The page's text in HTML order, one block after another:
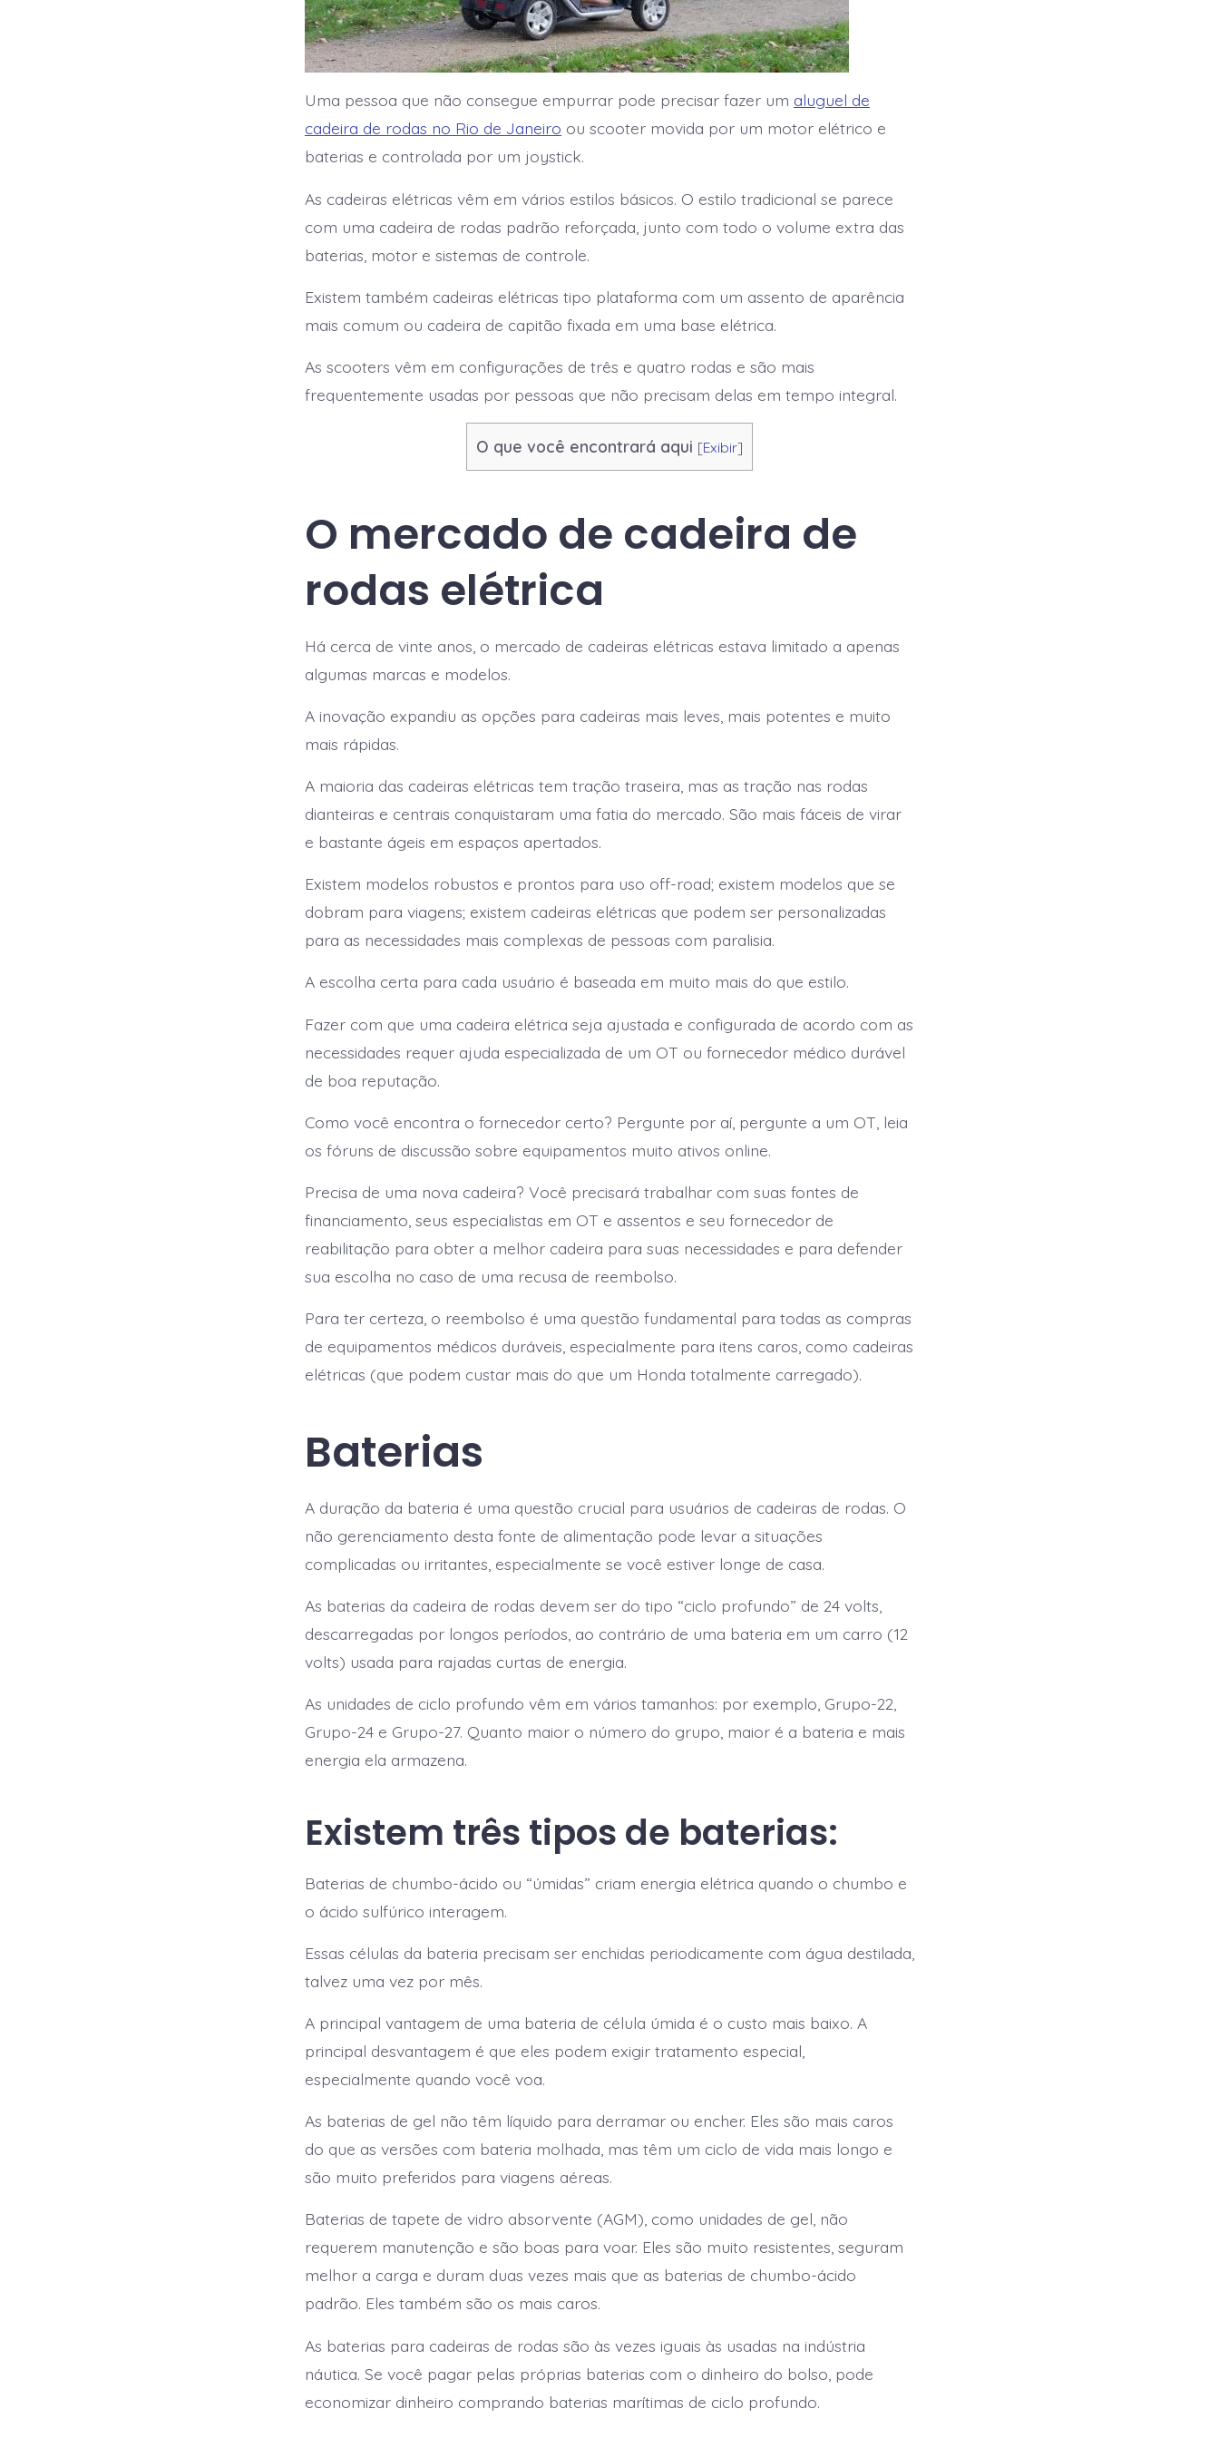
Uma pessoa que não consegue empurrar pode precisar fazer um aluguel de
cadeira de rodas no Rio de Janeiro ou scooter movida por um motor elétrico e
baterias e controlada por um joystick.
As cadeiras elétricas vêm em vários estilos básicos. O estilo tradicional se parece
com uma cadeira de rodas padrão reforçada, junto com todo o volume extra das
baterias, motor e sistemas de controle.
Existem também cadeiras elétricas tipo plataforma com um assento de aparência
mais comum ou cadeira de capitão fixada em uma base elétrica.
As scooters vêm em configurações de três e quatro rodas e são mais
frequentemente usadas por pessoas que não precisam delas em tempo integral.
O que você encontrará aqui [Exibir]
O mercado de cadeira de
rodas elétrica
Há cerca de vinte anos, o mercado de cadeiras elétricas estava limitado a apenas
algumas marcas e modelos.
A inovação expandiu as opções para cadeiras mais leves, mais potentes e muito
mais rápidas.
A maioria das cadeiras elétricas tem tração traseira, mas as tração nas rodas
dianteiras e centrais conquistaram uma fatia do mercado. São mais fáceis de virar
e bastante ágeis em espaços apertados.
Existem modelos robustos e prontos para uso off-road; existem modelos que se
dobram para viagens; existem cadeiras elétricas que podem ser personalizadas
para as necessidades mais complexas de pessoas com paralisia.
A escolha certa para cada usuário é baseada em muito mais do que estilo.
Fazer com que uma cadeira elétrica seja ajustada e configurada de acordo com as
necessidades requer ajuda especializada de um OT ou fornecedor médico durável
de boa reputação.
Como você encontra o fornecedor certo? Pergunte por aí, pergunte a um OT, leia
os fóruns de discussão sobre equipamentos muito ativos online.
Precisa de uma nova cadeira? Você precisará trabalhar com suas fontes de
financiamento, seus especialistas em OT e assentos e seu fornecedor de
reabilitação para obter a melhor cadeira para suas necessidades e para defender
sua escolha no caso de uma recusa de reembolso.
Para ter certeza, o reembolso é uma questão fundamental para todas as compras
de equipamentos médicos duráveis, especialmente para itens caros, como cadeiras
elétricas (que podem custar mais do que um Honda totalmente carregado).
Baterias
A duração da bateria é uma questão crucial para usuários de cadeiras de rodas. O
não gerenciamento desta fonte de alimentação pode levar a situações
complicadas ou irritantes, especialmente se você estiver longe de casa.
As baterias da cadeira de rodas devem ser do tipo “ciclo profundo” de 24 volts,
descarregadas por longos períodos, ao contrário de uma bateria em um carro (12
volts) usada para rajadas curtas de energia.
As unidades de ciclo profundo vêm em vários tamanhos: por exemplo, Grupo-22,
Grupo-24 e Grupo-27. Quanto maior o número do grupo, maior é a bateria e mais
energia ela armazena.
Existem três tipos de baterias:
Baterias de chumbo-ácido ou “úmidas” criam energia elétrica quando o chumbo e
o ácido sulfúrico interagem.
Essas células da bateria precisam ser enchidas periodicamente com água destilada,
talvez uma vez por mês.
A principal vantagem de uma bateria de célula úmida é o custo mais baixo. A
principal desvantagem é que eles podem exigir tratamento especial,
especialmente quando você voa.
As baterias de gel não têm líquido para derramar ou encher. Eles são mais caros
do que as versões com bateria molhada, mas têm um ciclo de vida mais longo e
são muito preferidos para viagens aéreas.
Baterias de tapete de vidro absorvente (AGM), como unidades de gel, não
requerem manutenção e são boas para voar. Eles são muito resistentes, seguram
melhor a carga e duram duas vezes mais que as baterias de chumbo-ácido
padrão. Eles também são os mais caros.
As baterias para cadeiras de rodas são às vezes iguais às usadas na indústria
náutica. Se você pagar pelas próprias baterias com o dinheiro do bolso, pode
economizar dinheiro comprando baterias marítimas de ciclo profundo.